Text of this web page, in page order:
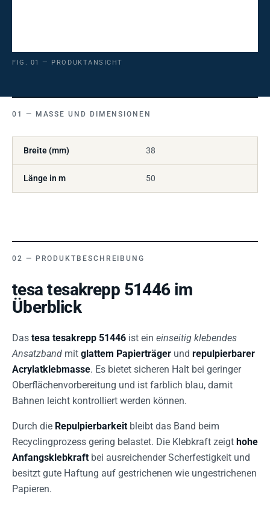
FIG. 01 — PRODUKTANSICHT
MASSE UND DIMENSIONEN
Breite (mm) 38
Länge in m 50
PRODUKTBESCHREIBUNG
tesa tesakrepp 51446 im
Überblick
Das tesa tesakrepp 51446 ist ein einseitig klebendes
Ansatzband mit glattem Papierträger und repulpierbarer
Acrylatklebmasse. Es bietet sicheren Halt bei geringer
Oberflächenvorbereitung und ist farblich blau, damit
Bahnen leicht kontrolliert werden können.
Durch die Repulpierbarkeit bleibt das Band beim
Recyclingprozess gering belastet. Die Klebkraft zeigt hohe
Anfangsklebkraft bei ausreichender Scherfestigkeit und
besitzt gute Haftung auf gestrichenen wie ungestrichenen
Papieren.